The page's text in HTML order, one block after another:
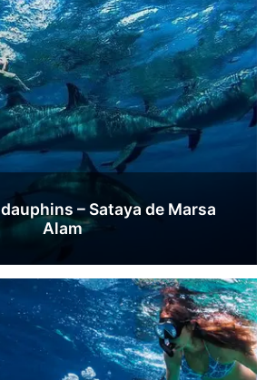
– Sataya de Marsa
Alam